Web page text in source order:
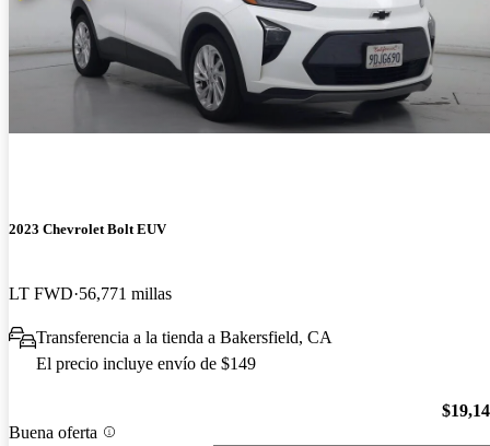
2023 Chevrolet Bolt EUV
LT FWD 56,771 millas
Transferencia a la tienda a Bakersfield, CA
El precio incluye envío de $149
Buena oferta